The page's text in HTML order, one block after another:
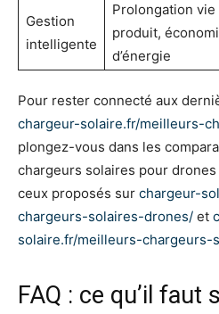
Gestion
intelligente
Prolongation vie
produit,
d’énergie
Pour rester connecté aux
chargeur-solaire.fr/meilleurs-
plongez-vous dans les
chargeurs solaires pour
ceux proposés sur chargeur-
chargeurs-solaires-drones/ et
solaire.fr/meilleurs-chargeurs-
FAQ : ce qu’il faut